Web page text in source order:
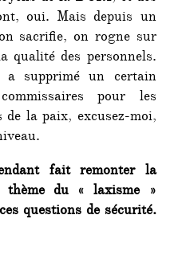
oui. Mais depuis un
sacrifie, on rogne sur
qualité des personnels.
a supprimé un certain
pour les
la paix, excusez-moi,
fait remonter la
du « laxisme »
questions de sécurité.